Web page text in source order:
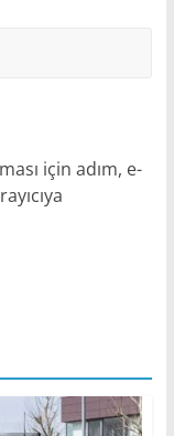
için adım, e-